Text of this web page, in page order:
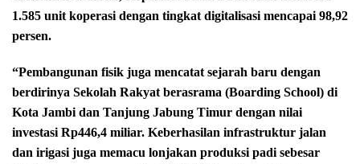
1.585 unit koperasi dengan tingkat digitalisasi mencapai 98,92
persen.
“Pembangunan fisik juga mencatat sejarah baru dengan
berdirinya Sekolah Rakyat berasrama (Boarding School) di
Kota Jambi dan Tanjung Jabung Timur dengan nilai
investasi Rp446,4 miliar. Keberhasilan infrastruktur jalan
dan irigasi juga memacu lonjakan produksi padi sebesar